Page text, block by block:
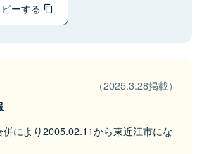
ーする
（2025.3.28掲載）
により2005.02.11から東近江市にな